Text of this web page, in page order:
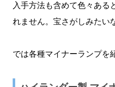
入手方法も含めて色々ある
れません。宝さがしみたい
では各種マイナーランプを